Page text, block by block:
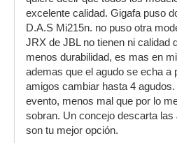
excelente calidad. Gigafa puso
D.A.S Mi215n. no puso otra
JRX de JBL no tienen ni calidad
menos durabilidad, es mas en
ademas que el agudo se echa a
amigos cambiar hasta 4
evento, menos mal que por lo
sobran. Un concejo descarta
son tu mejor opción.